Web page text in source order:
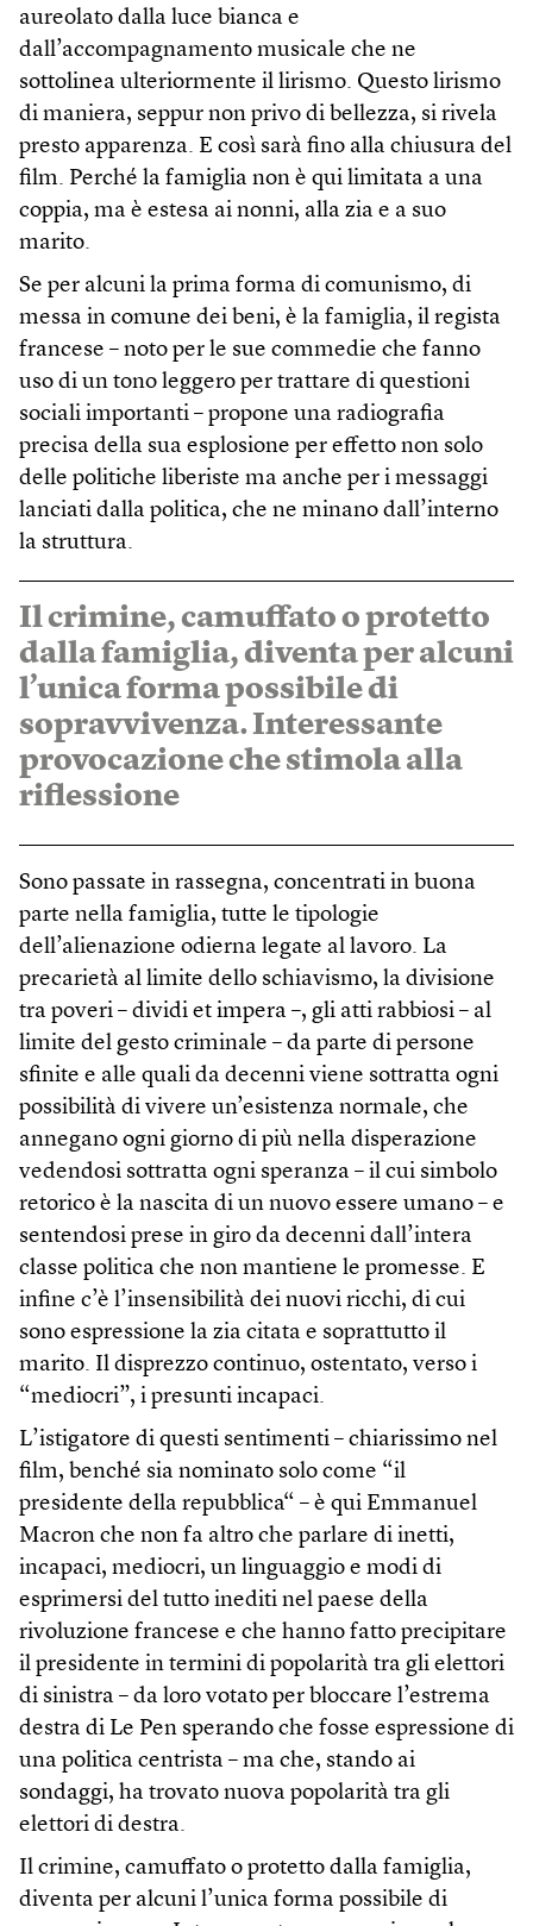
aureolato dalla luce bianca e
dall’accompagnamento musicale che ne
sottolinea ulteriormente il lirismo. Questo lirismo
di maniera, seppur non privo di bellezza, si rivela
presto apparenza. E così sarà fino alla chiusura del
film. Perché la famiglia non è qui limitata a una
coppia, ma è estesa ai nonni, alla zia e a suo
marito.
Se per alcuni la prima forma di comunismo, di
messa in comune dei beni, è la famiglia, il regista
francese – noto per le sue commedie che fanno
uso di un tono leggero per trattare di questioni
sociali importanti – propone una radiografia
precisa della sua esplosione per effetto non solo
delle politiche liberiste ma anche per i messaggi
lanciati dalla politica, che ne minano dall’interno
la struttura.
Il crimine, camuffato o protetto
dalla famiglia, diventa per alcuni
l’unica forma possibile di
sopravvivenza. Interessante
provocazione che stimola alla
riflessione
Sono passate in rassegna, concentrati in buona
parte nella famiglia, tutte le tipologie
dell’alienazione odierna legate al lavoro. La
precarietà al limite dello schiavismo, la divisione
tra poveri – dividi et impera –, gli atti rabbiosi – al
limite del gesto criminale – da parte di persone
sfinite e alle quali da decenni viene sottratta ogni
possibilità di vivere un’esistenza normale, che
annegano ogni giorno di più nella disperazione
vedendosi sottratta ogni speranza – il cui simbolo
retorico è la nascita di un nuovo essere umano – e
sentendosi prese in giro da decenni dall’intera
classe politica che non mantiene le promesse. E
infine c’è l’insensibilità dei nuovi ricchi, di cui
sono espressione la zia citata e soprattutto il
marito. Il disprezzo continuo, ostentato, verso i
“mediocri”, i presunti incapaci.
L’istigatore di questi sentimenti – chiarissimo nel
film, benché sia nominato solo come “il
presidente della repubblica“ – è qui Emmanuel
Macron che non fa altro che parlare di inetti,
incapaci, mediocri, un linguaggio e modi di
esprimersi del tutto inediti nel paese della
rivoluzione francese e che hanno fatto precipitare
il presidente in termini di popolarità tra gli elettori
di sinistra – da loro votato per bloccare l’estrema
destra di Le Pen sperando che fosse espressione di
una politica centrista – ma che, stando ai
sondaggi, ha trovato nuova popolarità tra gli
elettori di destra.
Il crimine, camuffato o protetto dalla famiglia,
diventa per alcuni l’unica forma possibile di